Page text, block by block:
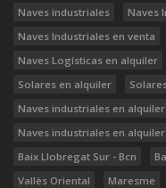
Naves industriales
Naves
Naves Industriales en venta
Naves Logísticas en alquiler
Solares en alquiler
Naves industriales en
Naves industriales en alquiler
Baix Llobregat Sur - Bcn
Vallès Oriental
Maresme